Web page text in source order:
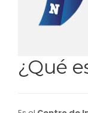
¿Qué